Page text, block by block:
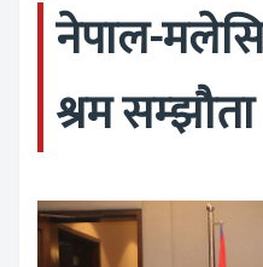
नेपाल-
श्रम सम्झौता